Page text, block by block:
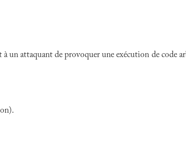
à un attaquant de provoquer une exécution de code